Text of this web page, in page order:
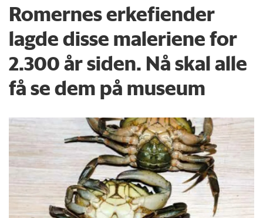
Romernes erkefiender
lagde disse maleriene for
2.300 år siden. Nå skal alle
få se dem på museum